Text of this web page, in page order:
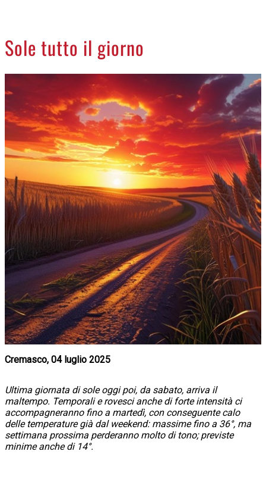
LA PIAZZA
ANIMALI
NECROLOGI
ACCEDI
Sole tutto il giorno
Cremasco, 04 luglio 2025
Ultima giornata di sole oggi poi, da sabato, arriva il
maltempo. Temporali e rovesci anche di forte intensità ci
accompagneranno fino a martedì, con conseguente calo
delle temperature già dal weekend: massime fino a 36°, ma
settimana prossima perderanno molto di tono; previste
minime anche di 14°.